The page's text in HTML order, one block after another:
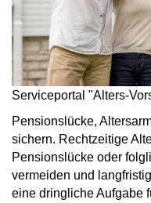
Serviceportal "Alters-
Pensionslücke,
sichern. Rechtzeitige
Pensionslücke oder
vermeiden und
eine dringliche Aufgabe